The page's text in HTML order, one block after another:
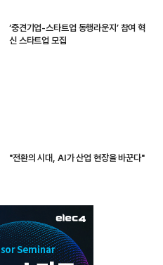
‘중견기업-스타트업 동행라운지’ 참여 혁
신 스타트업 모집
"전환의 시대, AI가 산업 현장을 바꾼다"